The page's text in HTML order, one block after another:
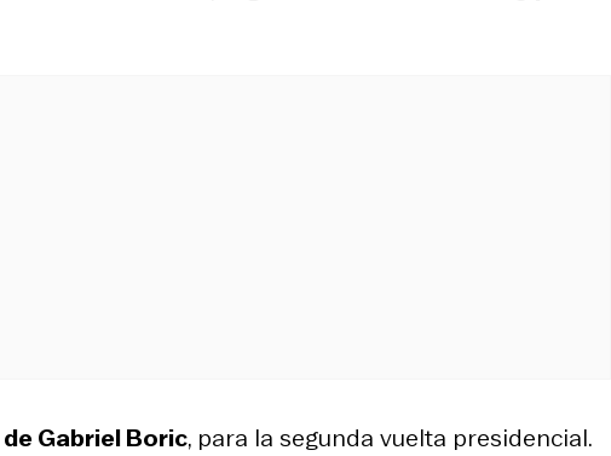
Gabriel Boric, para la segunda vuelta presidencial.